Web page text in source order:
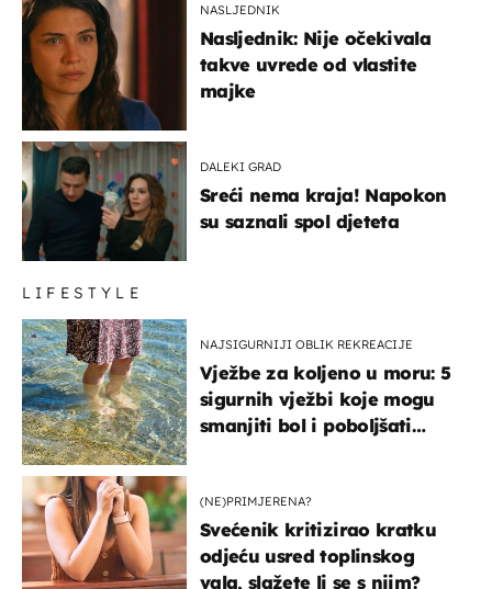
NASLJEDNIK
Nasljednik: Nije očekivala
takve uvrede od vlastite
majke
DALEKI GRAD
Sreći nema kraja! Napokon
su saznali spol djeteta
LIFESTYLE
NAJSIGURNIJI OBLIK REKREACIJE
Vježbe za koljeno u moru: 5
sigurnih vježbi koje mogu
smanjiti bol i poboljšati
(NE)PRIMJERENA?
Svećenik kritizirao kratku
odjeću usred toplinskog
vala, slažete li se s njim?